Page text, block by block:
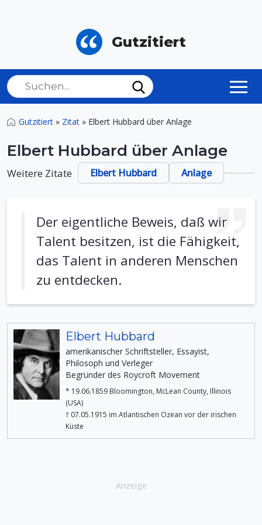
Gutzitiert
Gutzitiert » Zitat » Elbert Hubbard über Anlage
Elbert Hubbard über Anlage
Weitere Zitate Elbert Hubbard Anlage
Der eigentliche Beweis, daß wir
Talent besitzen, ist die Fähigkeit,
das Talent in anderen Menschen
zu entdecken.
Elbert Hubbard
amerikanischer Schriftsteller, Essayist,
Philosoph und Verleger
Begründer des Roycroft Movement
* 19.06.1859 Bloomington, McLean County, Illinois
(USA)
† 07.05.1915 im Atlantischen Ozean vor der irischen
Küste
Anzeige